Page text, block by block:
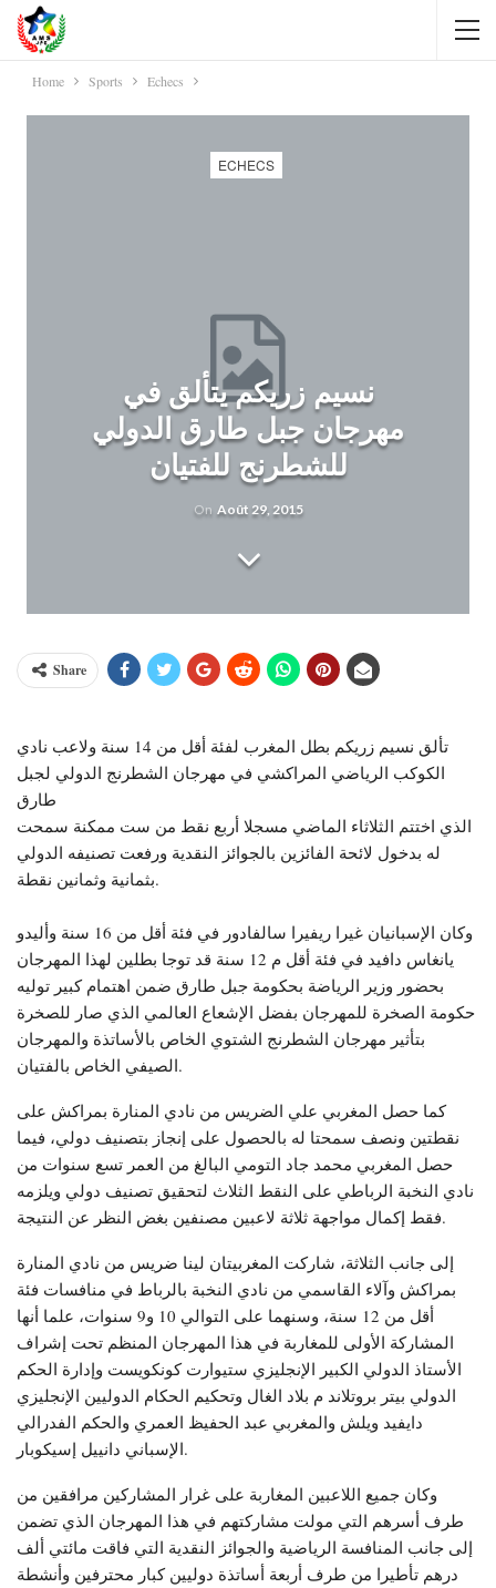
Home Sports Echecs
ECHECS
نسيم زريكم يتألق في
مهرجان جبل طارق الدولي
للشطرنج للفتيان
On Août 29, 2015
Share
تألق نسيم زريكم بطل المغرب لفئة أقل من 14 سنة ولاعب نادي
الكوكب الرياضي المراكشي في مهرجان الشطرنج الدولي لجبل
طارق
الذي اختتم الثلاثاء الماضي مسجلا أربع نقط من ست ممكنة سمحت
له بدخول لائحة الفائزين بالجوائز النقدية ورفعت تصنيفه الدولي
بثمانية وثمانين نقطة.
وكان الإسبانيان غيرا ريفيرا سالفادور في فئة أقل من 16 سنة وأليدو
يانغاس دافيد في فئة أقل م 12 سنة قد توجا بطلين لهذا المهرجان
بحضور وزير الرياضة بحكومة جبل طارق ضمن اهتمام كبير توليه
حكومة الصخرة للمهرجان بفضل الإشعاع العالمي الذي صار للصخرة
بتأثير مهرجان الشطرنج الشتوي الخاص بالأساتذة والمهرجان
الصيفي الخاص بالفتيان.
كما حصل المغربي علي الضريس من نادي المنارة بمراكش على
نقطتين ونصف سمحتا له بالحصول على إنجاز بتصنيف دولي، فيما
حصل المغربي محمد جاد التومي البالغ من العمر تسع سنوات من
نادي النخبة الرباطي على النقط الثلاث لتحقيق تصنيف دولي ويلزمه
فقط إكمال مواجهة ثلاثة لاعبين مصنفين بغض النظر عن النتيجة.
إلى جانب الثلاثة، شاركت المغربيتان لينا ضريس من نادي المنارة
بمراكش وآلاء القاسمي من نادي النخبة بالرباط في منافسات فئة
أقل من 12 سنة، وسنهما على التوالي 10 و9 سنوات، علما أنها
المشاركة الأولى للمغاربة في هذا المهرجان المنظم تحت إشراف
الأستاذ الدولي الكبير الإنجليزي ستيوارت كونكويست وإدارة الحكم
الدولي بيتر بروتلاند م بلاد الغال وتحكيم الحكام الدوليين الإنجليزي
دايفيد ويلش والمغربي عبد الحفيظ العمري والحكم الفدرالي
الإسباني دانييل إسيكوبار.
وكان جميع اللاعبين المغاربة على غرار المشاركين مرافقين من
طرف أسرهم التي مولت مشاركتهم في هذا المهرجان الذي تضمن
إلى جانب المنافسة الرياضية والجوائز النقدية التي فاقت مائتي ألف
درهم تأطيرا من طرف أربعة أساتذة دوليين كبار محترفين وأنشطة